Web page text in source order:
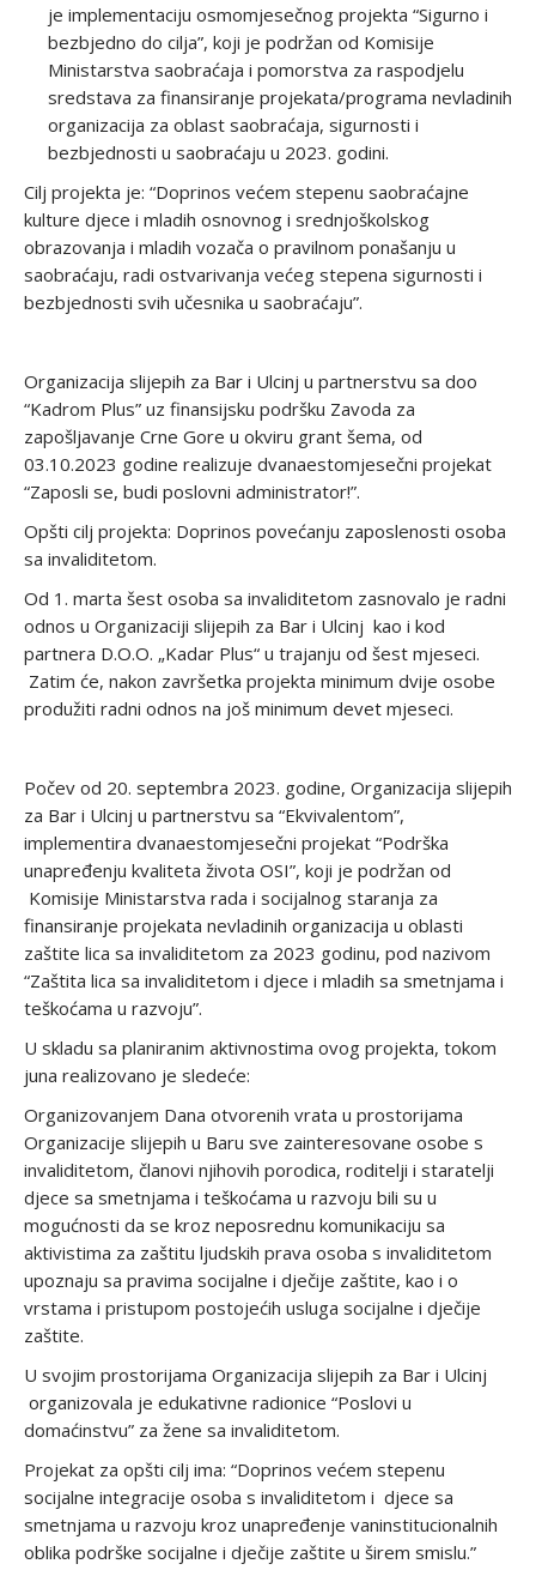
je implementaciju osmomjesečnog projekta “Sigurno i
bezbjedno do cilja”, koji je podržan od Komisije
Ministarstva saobraćaja i pomorstva za raspodjelu
sredstava za finansiranje projekata/programa nevladinih
organizacija za oblast saobraćaja, sigurnosti i
bezbjednosti u saobraćaju u 2023. godini.
Cilj projekta je: “Doprinos većem stepenu saobraćajne
kulture djece i mladih osnovnog i srednjoškolskog
obrazovanja i mladih vozača o pravilnom ponašanju u
saobraćaju, radi ostvarivanja većeg stepena sigurnosti i
bezbjednosti svih učesnika u saobraćaju”.
Organizacija slijepih za Bar i Ulcinj u partnerstvu sa doo
“Kadrom Plus” uz finansijsku podršku Zavoda za
zapošljavanje Crne Gore u okviru grant šema, od
03.10.2023 godine realizuje dvanaestomjesečni projekat
“Zaposli se, budi poslovni administrator!”.
Opšti cilj projekta: Doprinos povećanju zaposlenosti osoba
sa invaliditetom.
Od 1. marta šest osoba sa invaliditetom zasnovalo je radni
odnos u Organizaciji slijepih za Bar i Ulcinj kao i kod
partnera D.O.O. „Kadar Plus“ u trajanju od šest mjeseci.
Zatim će, nakon završetka projekta minimum dvije osobe
produžiti radni odnos na još minimum devet mjeseci.
Počev od 20. septembra 2023. godine, Organizacija slijepih
za Bar i Ulcinj u partnerstvu sa “Ekvivalentom”,
implementira dvanaestomjesečni projekat “Podrška
unapređenju kvaliteta života OSI”, koji je podržan od
Komisije Ministarstva rada i socijalnog staranja za
finansiranje projekata nevladinih organizacija u oblasti
zaštite lica sa invaliditetom za 2023 godinu, pod nazivom
“Zaštita lica sa invaliditetom i djece i mladih sa smetnjama i
teškoćama u razvoju”.
U skladu sa planiranim aktivnostima ovog projekta, tokom
juna realizovano je sledeće:
Organizovanjem Dana otvorenih vrata u prostorijama
Organizacije slijepih u Baru sve zainteresovane osobe s
invaliditetom, članovi njihovih porodica, roditelji i staratelji
djece sa smetnjama i teškoćama u razvoju bili su u
mogućnosti da se kroz neposrednu komunikaciju sa
aktivistima za zaštitu ljudskih prava osoba s invaliditetom
upoznaju sa pravima socijalne i dječije zaštite, kao i o
vrstama i pristupom postojećih usluga socijalne i dječije
zaštite.
U svojim prostorijama Organizacija slijepih za Bar i Ulcinj
organizovala je edukativne radionice “Poslovi u
domaćinstvu” za žene sa invaliditetom.
Projekat za opšti cilj ima: “Doprinos većem stepenu
socijalne integracije osoba s invaliditetom i djece sa
smetnjama u razvoju kroz unapređenje vaninstitucionalnih
oblika podrške socijalne i dječije zaštite u širem smislu.”